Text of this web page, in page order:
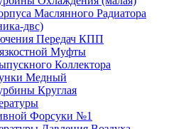
Маслянного Радиатора
двс)
Передач КПП
Муфты
Коллектора
Медный
Круглая
Форсуки №1